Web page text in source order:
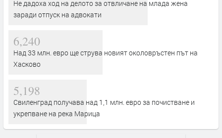
Не дадоха ход на делото за отвличане на млада жена
заради отпуск на адвокати
6,240
Над 33 млн. евро ще струва новият околовръстен път на
Хасково
5,198
Свиленград получава над 1,1 млн. евро за почистване и
укрепване на река Марица